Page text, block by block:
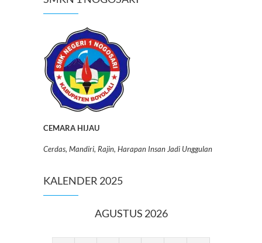
CEMARA HIJAU
Cerdas, Mandiri, Rajin, Harapan Insan Jadi Unggulan
KALENDER 2025
AGUSTUS 2026